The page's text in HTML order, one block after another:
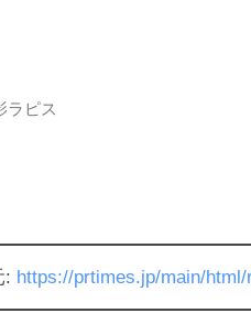
ラピス
: https://prtimes.jp/main/